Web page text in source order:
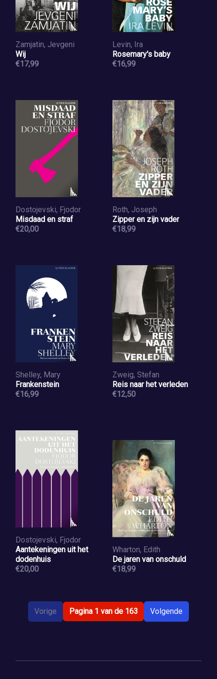
Zamjatin, Jevgeni
Wij
€17,99
Levin, Ira
Rosemary's baby
€16,99
Dostojevski, Fjodor
Misdaad en straf
€20,00
Roth, Joseph
Zipper en zijn vader
€18,99
Shelley, Mary
Frankenstein
€16,99
Zweig, Stefan
Reis naar het verleden
€12,50
Dostojevski, Fjodor
Aantekeningen uit het
dodenhuis
€20,00
Wharton, Edith
De jaren van onschuld
€18,99
Vorige Pagina 1 van de 163 Volgende